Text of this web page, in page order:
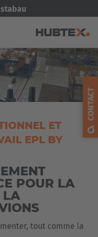
stabau
ET
EPL BY
POUR LA
LA
tout comme la
CONTACT